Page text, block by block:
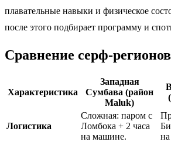
плавательные навыки и физическое
после этого подбирает программу и
Сравнение серф-
Характеристика
Западная
Сумбава (район
Maluk)
Логистика
Сложная: паром с
Ломбока + 2 часа
на машине.